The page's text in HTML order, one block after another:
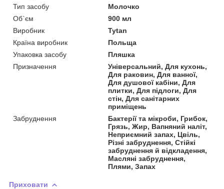
Тип засобу
Молочко
Об`єм
900 мл
Виробник
Tytan
Країна виробник
Польща
Упаковка засобу
Пляшка
Призначення
Універсальний, Для кухонь,
Для раковин, Для ванної,
Для душової кабіни, Для
плитки, Для підлоги, Для
стін, Для санітарних
приміщень
Забруднення
Бактерії та мікроби, Грибок,
Грязь, Жир, Вапняний наліт,
Неприємний запах, Цвіль,
Різні забруднення, Стійкі
забруднення й відкладення,
Масляні забруднення,
Плями, Запах
Приховати